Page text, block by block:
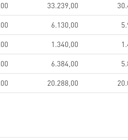
33.239,00
6.130,00
1.340,00
6.384,00
20.288,00